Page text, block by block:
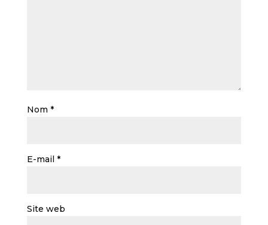
Nom *
E-mail *
Site web